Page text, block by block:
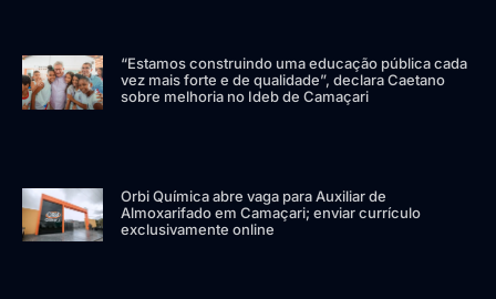
“Estamos construindo uma educação pública cada
vez mais forte e de qualidade”, declara Caetano
sobre melhoria no Ideb de Camaçari
Orbi Química abre vaga para Auxiliar de
Almoxarifado em Camaçari; enviar currículo
exclusivamente online